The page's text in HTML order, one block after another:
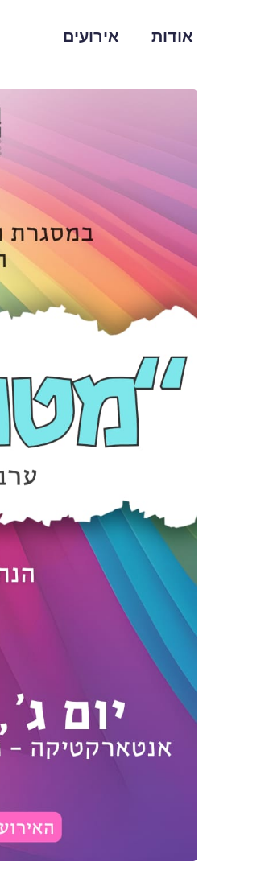
אודות אירועים